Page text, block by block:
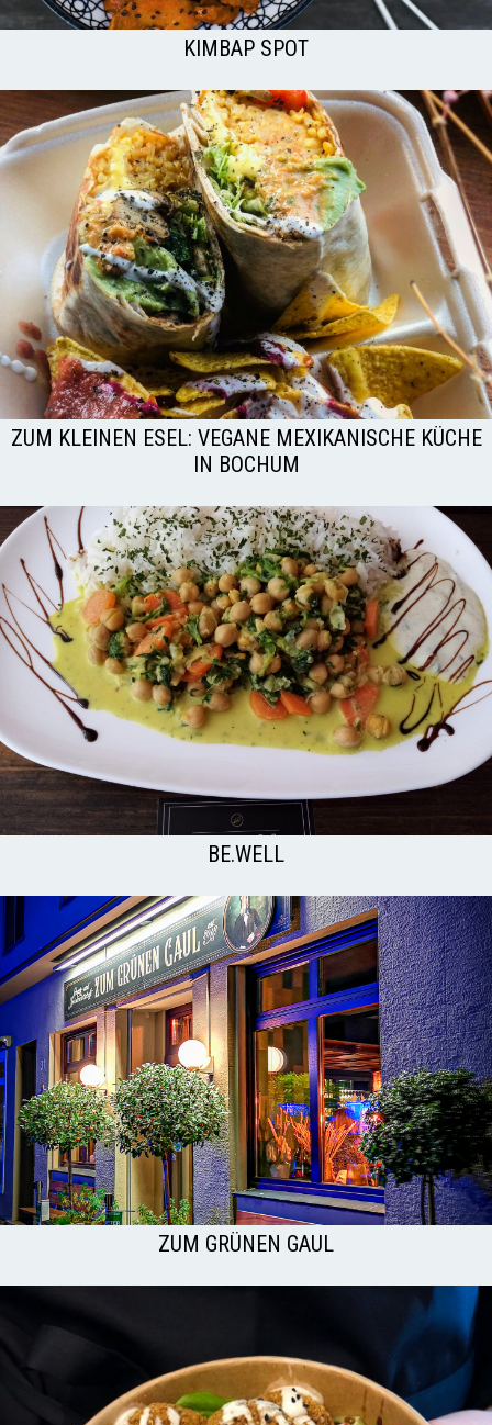
KIMBAP SPOT
ZUM KLEINEN ESEL: VEGANE MEXIKANISCHE KÜCHE
IN BOCHUM
BE.WELL
ZUM GRÜNEN GAUL